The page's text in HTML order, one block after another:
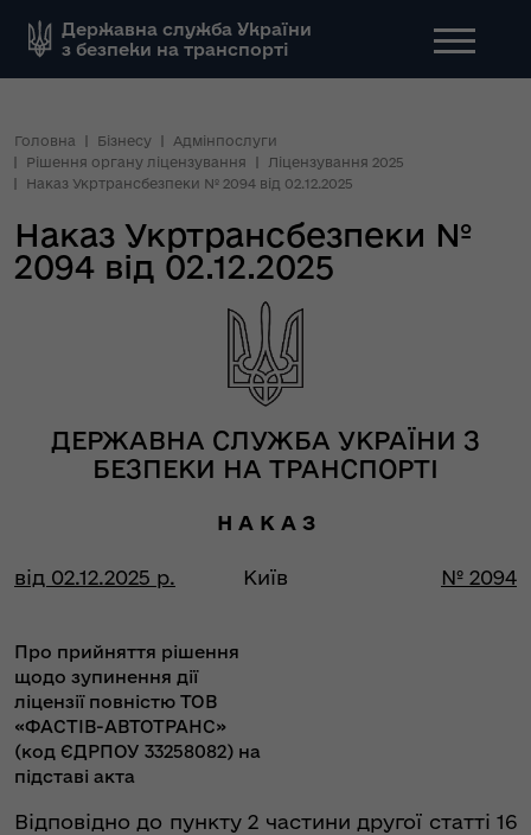
Державна служба України
з безпеки на транспорті
Головна Бізнесу
Адмінпослуги
Рішення органу ліцензування
Ліцензування 2025
Наказ Укртрансбезпеки № 2094 від 02.12.2025
Наказ Укртрансбезпеки №
2094 від 02.12.2025
ДЕРЖАВНА СЛУЖБА УКРАЇНИ З
БЕЗПЕКИ НА ТРАНСПОРТІ
Н А К А З
від 02.12.2025 р. Київ № 2094
Про прийняття рішення
щодо зупинення дії
ліцензії повністю ТОВ
«ФАСТІВ-АВТОТРАНС»
(код ЄДРПОУ 33258082) на
підставі акта
Відповідно до пункту 2 частини другої статті 16